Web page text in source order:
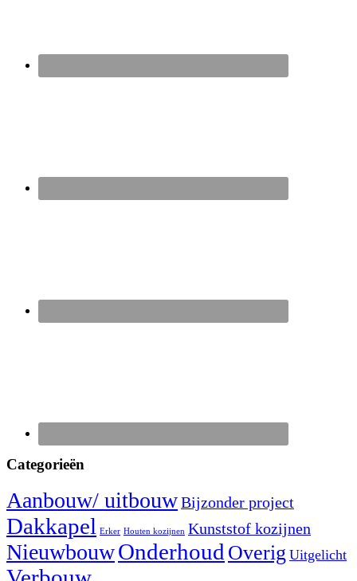
Categorieën
Aanbouw/ uitbouwBijzonder project
Dakkapel Erker Houten kozijnen Kunststof kozijnen
NieuwbouwOnderhoud Overig Uitgelicht